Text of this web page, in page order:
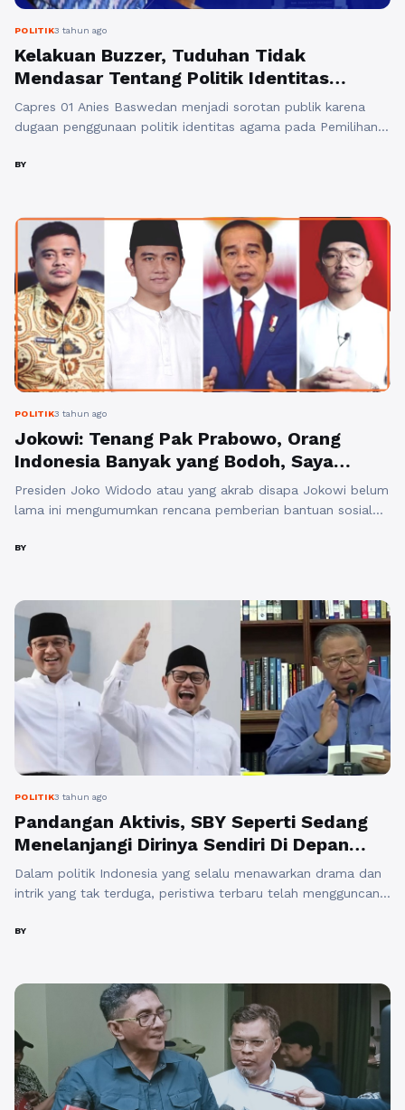
POLITIK3 tahun ago
Kelakuan Buzzer, Tuduhan Tidak
Mendasar Tentang Politik Identitas
Terhadap Anies Baswedan
Capres 01 Anies Baswedan menjadi sorotan publik karena
dugaan penggunaan politik identitas agama pada Pemilihan
pihak mengaitkan Anies Baswedan dengan politik identitas
menggali, apakah benar Anies Baswedan menggunakan
politik identitas dalam kampanye Pilkada DKI ...
Baca
Selengkapnya
BY
POLITIK3 tahun ago
Jokowi: Tenang Pak Prabowo, Orang
Indonesia Banyak yang Bodoh, Saya
Sudah Atur!
Presiden Joko Widodo atau yang akrab disapa Jokowi belum
lama ini mengumumkan rencana pemberian bantuan sosial
ke depan. Dengan total anggaran mencapai Rp 11.25 triliun,
upaya pemerintah dalam membantu masyarakat yang ...
Baca Selengkapnya
BY
POLITIK3 tahun ago
Pandangan Aktivis, SBY Seperti Sedang
Menelanjangi Dirinya Sendiri Di Depan
Jutaan Rakyat
Dalam politik Indonesia yang selalu menawarkan drama dan
intrik yang tak terduga, peristiwa terbaru telah mengguncang
dari seorang tokoh politik ternama, Susilo Bambang
SBY, mantan Presiden Indonesia dan Ketua Umum Partai
Demokrat, terlibat ...Baca Selengkapnya
BY